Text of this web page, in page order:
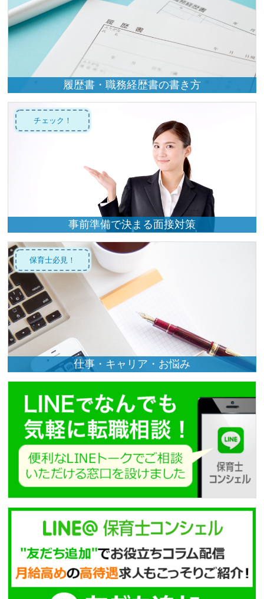
履歴書・職務経歴書の書き方
チェック！
事前準備で決まる面接対策
保育士必見！
仕事・キャリア・お悩み